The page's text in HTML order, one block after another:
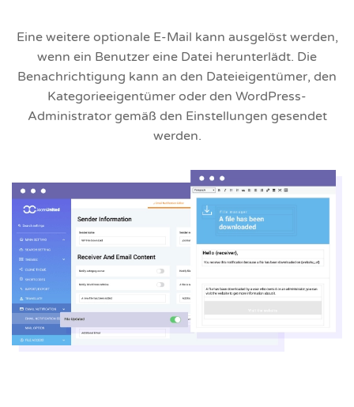
Eine weitere optionale E-Mail kann ausgelöst werden,
wenn ein Benutzer eine Datei herunterlädt. Die
Benachrichtigung kann an den Dateieigentümer, den
Kategorieeigentümer oder den WordPress-
Administrator gemäß den Einstellungen gesendet
werden.